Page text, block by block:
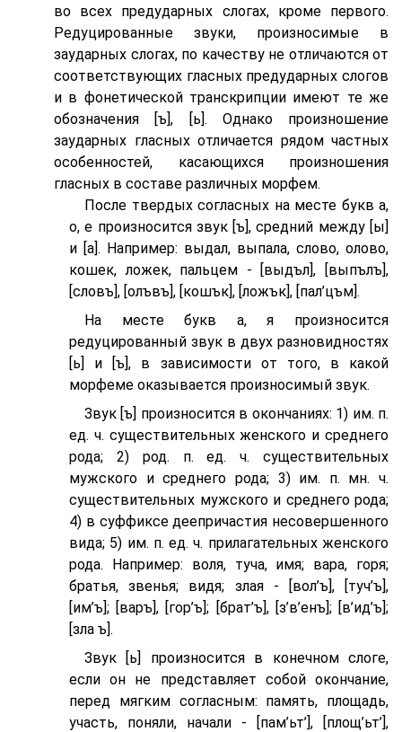
во всех предударных слогах, кроме первого.
Редуцированные звуки, произносимые в
заударных слогах, по качеству не отличаются от
соответствующих гласных предударных слогов
и в фонетической транскрипции имеют те же
обозначения [ъ], [ь]. Однако произношение
заударных гласных отличается рядом частных
особенностей, касающихся произношения
гласных в составе различных морфем.
После твердых согласных на месте букв а,
о, е произносится звук [ъ], средний между [ы]
и [а]. Например: выдал, выпала, слово, олово,
кошек, ложек, пальцем - [выдъл], [выпълъ],
[словъ], [олъвъ], [кошък], [ложък], [пал’цъм].
На месте букв а, я произносится
редуцированный звук в двух разновидностях
[ь] и [ъ], в зависимости от того, в какой
морфеме оказывается произносимый звук.
Звук [ъ] произносится в окончаниях: 1) им. п.
ед. ч. существительных женского и среднего
рода; 2) род. п. ед. ч. существительных
мужского и среднего рода; 3) им. п. мн. ч.
существительных мужского и среднего рода;
4) в суффиксе деепричастия несовершенного
вида; 5) им. п. ед. ч. прилагательных женского
рода. Например: воля, туча, имя; вара, горя;
братья, звенья; видя; злая - [вол’ъ], [туч’ъ],
[им’ъ]; [варъ], [гор’ъ]; [брат’ъ], [з’в’eнъ]; [в’ид’ъ];
[зла ъ].
Звук [ь] произносится в конечном слоге,
если он не представляет собой окончание,
перед мягким согласным: память, площадь,
участь, поняли, начали - [пам’ьт’], [площ’ьт’],